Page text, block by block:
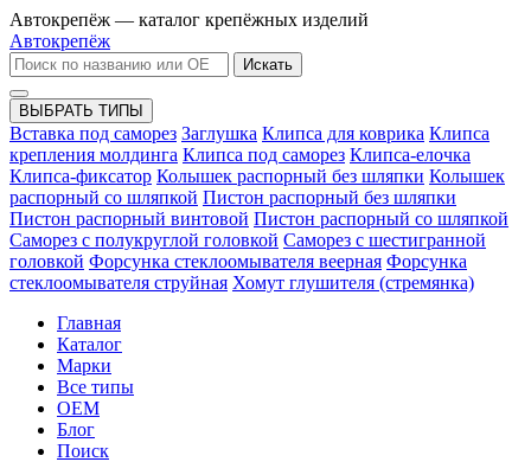
Автокрепёж — каталог крепёжных изделий
Автокрепёж
Искать
ВЫБРАТЬ ТИПЫ
Вставка под саморез Заглушка Клипса для коврика Клипса
крепления молдинга Клипса под саморез Клипса-елочка
Клипса-фиксатор Колышек распорный без шляпки Колышек
распорный со шляпкой Пистон распорный без шляпки
Пистон распорный винтовой Пистон распорный со шляпкой
Саморез с полукруглой головкой Саморез с шестигранной
головкой Форсунка стеклоомывателя веерная Форсунка
стеклоомывателя струйная Хомут глушителя (стремянка)
Главная
Каталог
Марки
Все типы
OEM
Блог
Поиск